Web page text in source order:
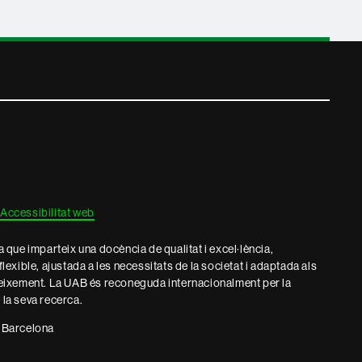
Accessibilitat web
imparteix una docència de qualitat i excel·lència,
ajustada a les necessitats de la societat i adaptada als
La UAB és reconeguda internacionalment per la
seva recerca.